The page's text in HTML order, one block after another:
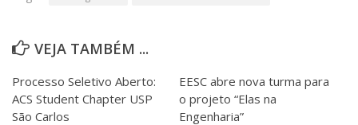
VEJA TAMBÉM ...
Processo Seletivo Aberto:
ACS Student Chapter USP
São Carlos
EESC abre nova turma para
o projeto “Elas na
Engenharia”